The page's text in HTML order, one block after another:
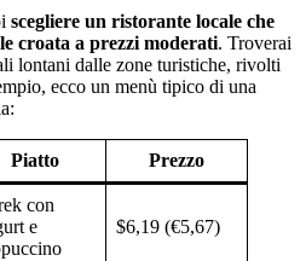
scegliere un ristorante locale che
croata a prezzi moderati. Troverai
lontani dalle zone turistiche, rivolti
ecco un menù tipico di una
Piatto Prezzo
con
e
$6,19 (€5,67)